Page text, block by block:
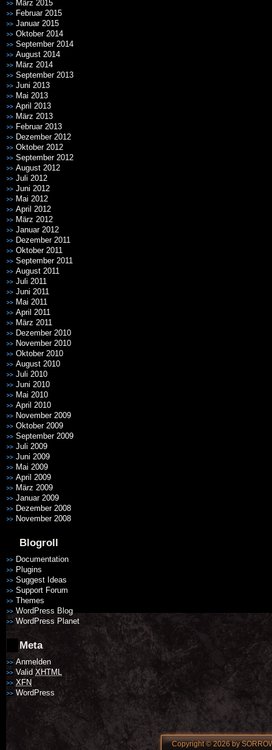
März 2015
Februar 2015
Januar 2015
Oktober 2014
September 2014
August 2014
März 2014
September 2013
Juni 2013
Mai 2013
April 2013
März 2013
Februar 2013
Dezember 2012
Oktober 2012
September 2012
August 2012
Juli 2012
Juni 2012
Mai 2012
April 2012
März 2012
Januar 2012
Dezember 2011
Oktober 2011
September 2011
August 2011
Juli 2011
Juni 2011
Mai 2011
April 2011
März 2011
Dezember 2010
November 2010
Oktober 2010
August 2010
Juli 2010
Juni 2010
Mai 2010
April 2010
November 2009
Oktober 2009
September 2009
Juli 2009
Juni 2009
Mai 2009
April 2009
März 2009
Januar 2009
Dezember 2008
November 2008
Blogroll
Documentation
Plugins
Suggest Ideas
Support Forum
Themes
WordPress Blog
WordPress Planet
Meta
Anmelden
Valid XHTML
XFN
WordPress
Copyright © 2026 by